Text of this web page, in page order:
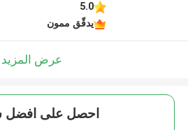
5.0
يدقّق ممون
عرض المزيد
احصل على افضل